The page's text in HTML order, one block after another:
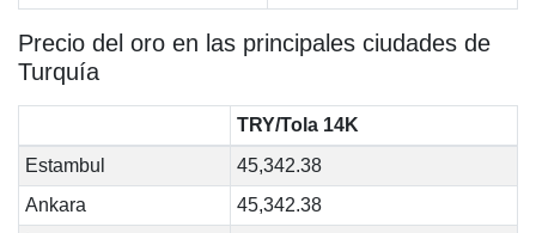
Precio del oro en las principales ciudades de
Turquía
TRY/Tola 14K
Estambul
45,342.38
Ankara
45,342.38